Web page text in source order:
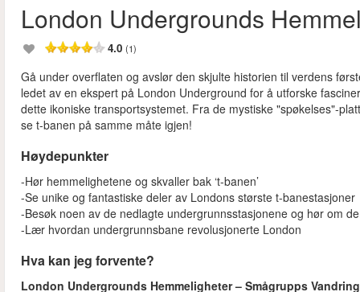
London Undergrounds
4.0 (1)
Gå under overflaten og avslør den skjulte historien til verdens
ledet av en ekspert på London Underground for å utforske
dette ikoniske transportsystemet. Fra de mystiske "spøkelses"-
se t-banen på samme måte igjen!
Høydepunkter
-Hør hemmelighetene og skvaller bak ‘t-banen’
-Se unike og fantastiske deler av Londons største t-banestasjoner
-Besøk noen av de nedlagte undergrunnsstasjonene og hør om
-Lær hvordan undergrunnsbane revolusjonerte London
Hva kan jeg forvente?
London Undergrounds Hemmeligheter – Smågrupps